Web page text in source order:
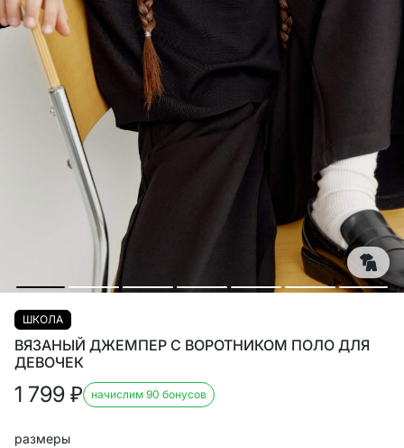
ШКОЛА
ВЯЗАНЫЙ ДЖЕМПЕР С ВОРОТНИКОМ ПОЛО ДЛЯ
ДЕВОЧЕК
1 799 ₽ начислим 90 бонусов
размеры